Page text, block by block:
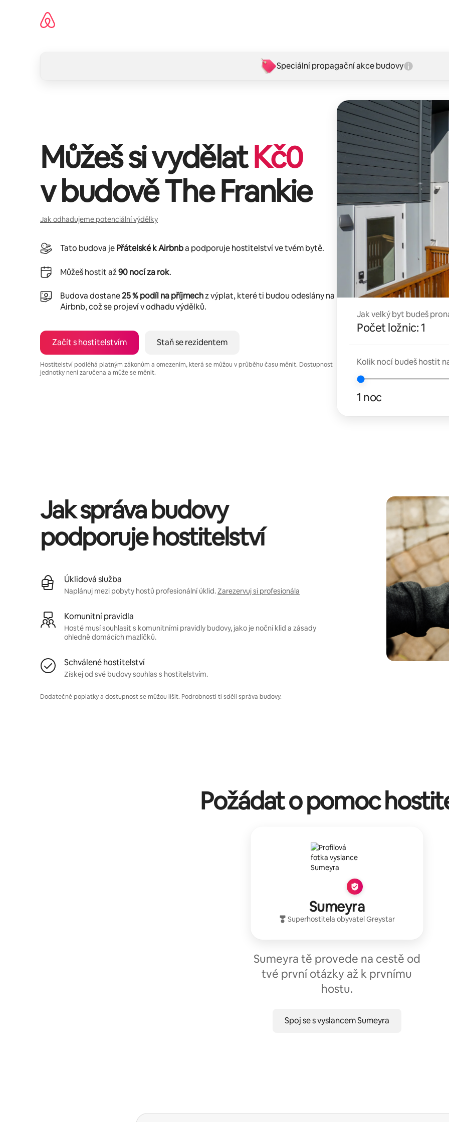
Speciální propagační akce budovy
Můžeš si vydělatKč0
v budověThe Frankie
Jak odhadujeme potenciální výdělky
Tato budova jePřátelské k Airbnba podporuje hostitelství ve tvém bytě.
Můžeš hostit až90 nocí za rok.
Budova dostane25 % podíl na příjmechz výplat, které ti budou odeslány na
Airbnb, což se projeví v odhadu výdělků.
Začít s hostitelstvím Staň se rezidentem
Hostitelství podléhá platným zákonům a omezením, která se můžou v průběhu času měnit. Dostupnost
jednotky není zaručena a může se měnit.
Jak velký byt budeš
Počet ložnic: 1
Kolik nocí budeš hostit
1 noc
Jak správa budovy
podporuje hostitelství
Úklidová služba
Naplánuj mezi pobyty hostů profesionální úklid.Zarezervuj si profesionála
Komunitní pravidla
Hosté musí souhlasit s komunitními pravidly budovy, jako je noční klid a zásady
ohledně domácích mazlíčků.
Schválené hostitelství
Získej od své budovy souhlas s hostitelstvím.
Dodatečné poplatky a dostupnost se můžou lišit. Podrobnosti ti sdělí správa budovy.
Požádat o pomoc
Sumeyra
Superhostitela obyvatelGreystar
Sumeyra tě provede na cestě od
tvé první otázky až k prvnímu
hostu.
Spoj se s vyslancem Sumeyra